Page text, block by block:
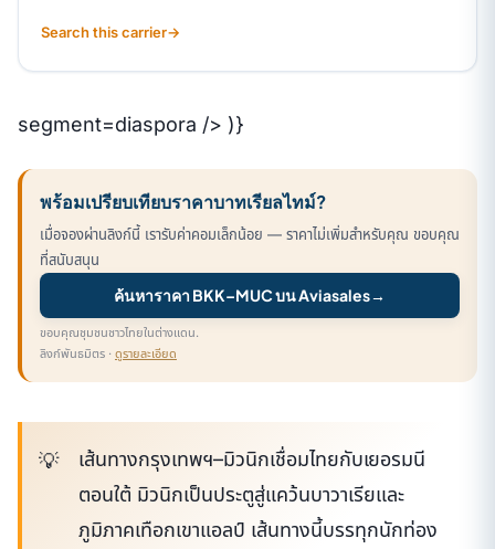
Search this carrier→
segment=diaspora /> )}
พร้อมเปรียบเทียบราคาบาทเรียลไทม์?
เมื่อจองผ่านลิงก์นี้ เรารับค่าคอมเล็กน้อย — ราคาไม่เพิ่มสำหรับคุณ ขอบคุณ
ที่สนับสนุน
ค้นหาราคา BKK–MUC บน Aviasales→
ขอบคุณชุมชนชาวไทยในต่างแดน.
ลิงก์พันธมิตร · ดูรายละเอียด
เส้นทางกรุงเทพฯ–มิวนิกเชื่อมไทยกับเยอรมนี
ตอนใต้ มิวนิกเป็นประตูสู่แคว้นบาวาเรียและ
ภูมิภาคเทือกเขาแอลป์ เส้นทางนี้บรรทุกนักท่อง